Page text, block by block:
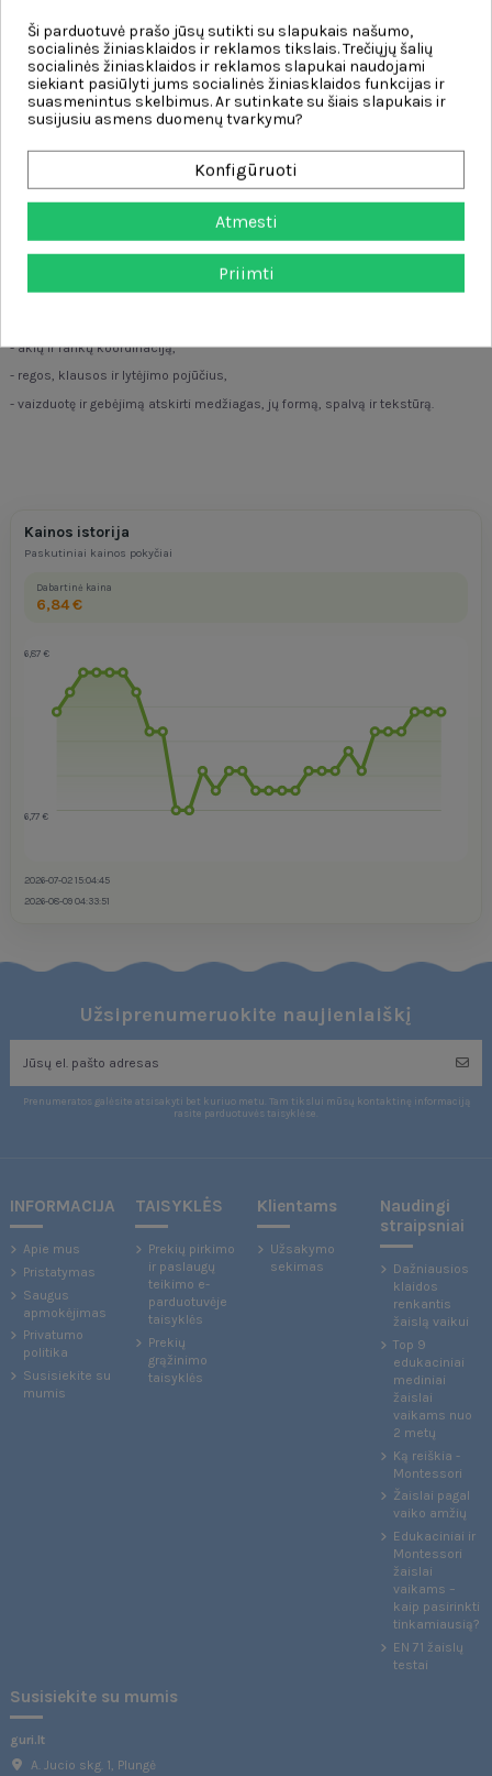
pagamintos iš gumos, kuri suteikia komforto.
Savybės:
- žaislas nuo pirmųjų gyvenimo mėnesių,
- kramtukas ir barškutis 4 viename, moko naujų formų, lavina smulkiąją
motoriką,
- sukant skleidžia garsus - būdingas spragtelėjimas,
- nėra aštrių kampų - saugus vaikams,
- karoliukai su besisukančiais apskritimais,
Žaislas lavina:
- akių ir rankų koordinaciją,
- regos, klausos ir lytėjimo pojūčius,
- vaizduotę ir gebėjimą atskirti medžiagas, jų formą, spalvą ir tekstūrą.
Kainos istorija
Paskutiniai kainos pokyčiai
Dabartinė kaina
6,84 €
6,87 €
6,77 €
2026-07-02 15:04:45
2026-08-09 04:33:51
Užsiprenumeruokite naujienlaiškį
Prenumeratos galėsite atsisakyti bet kuriuo metu. Tam tikslui mūsų kontaktinę informaciją
rasite parduotuvės taisyklėse.
INFORMACIJA
Apie mus
Pristatymas
Saugus
apmokėjimas
Privatumo
politika
Susisiekite su
mumis
TAISYKLĖS
Prekių pirkimo
ir paslaugų
teikimo e-
parduotuvėje
taisyklės
Prekių
grąžinimo
taisyklės
Klientams
Užsakymo
sekimas
Naudingi
straipsniai
Dažniausios
klaidos
renkantis
žaislą vaikui
Top 9
edukaciniai
mediniai
žaislai
vaikams nuo
2 metų
Ką reiškia -
Montessori
Žaislai pagal
vaiko amžių
Edukaciniai ir
Montessori
žaislai
vaikams –
kaip pasirinkti
tinkamiausią?
EN 71 žaislų
testai
Susisiekite su mumis
guri.lt
A. Jucio skg. 1, Plungė
Ši parduotuvė prašo jūsų sutikti su slapukais našumo,
socialinės žiniasklaidos ir reklamos tikslais. Trečiųjų šalių
socialinės žiniasklaidos ir reklamos slapukai naudojami
siekiant pasiūlyti jums socialinės žiniasklaidos funkcijas ir
suasmenintus skelbimus. Ar sutinkate su šiais slapukais ir
susijusiu asmens duomenų tvarkymu?
Konfigūruoti
Atmesti
Priimti